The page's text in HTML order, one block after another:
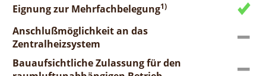
Eignung zur Mehrfachbelegung1)
Anschlußmöglichkeit an das
Zentralheizsystem
Bauaufsichtliche Zulassung für den